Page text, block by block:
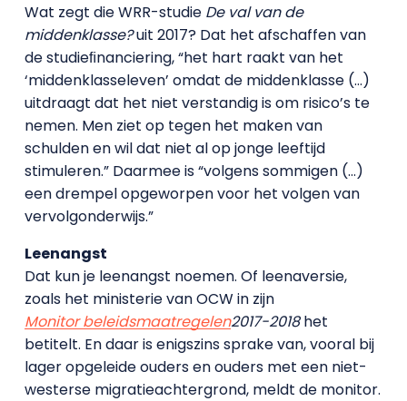
Wat zegt die WRR-studie De val van de
middenklasse?uit 2017? Dat het afschaffen van
de studieﬁnanciering, “het hart raakt van het
‘middenklasseleven’ omdat de middenklasse (…)
uitdraagt dat het niet verstandig is om risico’s te
nemen. Men ziet op tegen het maken van
schulden en wil dat niet al op jonge leeftijd
stimuleren.” Daarmee is “volgens sommigen (…)
een drempel opgeworpen voor het volgen van
vervolgonderwijs.”
Leenangst
Dat kun je leenangst noemen. Of leenaversie,
zoals het ministerie van OCW in zijn
Monitor beleidsmaatregelen2017-2018het
betitelt. En daar is enigszins sprake van, vooral bij
lager opgeleide ouders en ouders met een niet-
westerse migratieachtergrond, meldt de monitor.